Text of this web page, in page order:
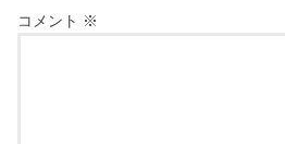
コメント ※